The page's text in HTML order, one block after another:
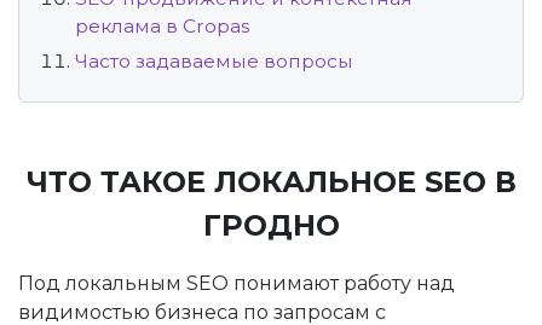
реклама в Cropas
Часто задаваемые вопросы
ЧТО ТАКОЕ ЛОКАЛЬНОЕ SEO В
ГРОДНО
Под локальным SEO понимают работу над
видимостью бизнеса по запросам с